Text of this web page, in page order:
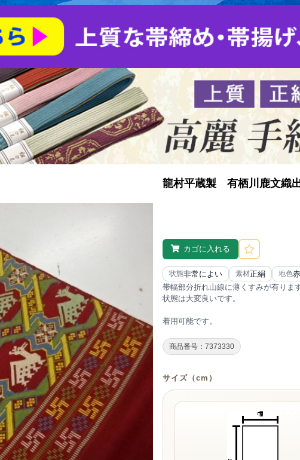
龍村平蔵製 有栖川鹿文織
カゴに入れる
状態非常によい 素材正絹 地色
帯幅部分折れ山線に薄くすみが有ります
状態は大変良いです。
着用可能です。
商品番号：7373330
サイズ（cm）